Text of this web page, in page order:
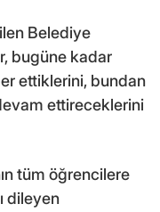
Belediye
bugüne kadar
ettiklerini, bundan
ettireceklerini
tüm öğrencilere
dileyen